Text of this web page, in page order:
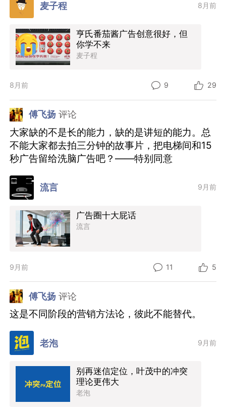
麦子程 8月前
亨氏番茄酱广告创意很好，但
你学不来
麦子程
8月前 9 29
傅飞扬 评论
大家缺的不是长的能力，缺的是讲短的能力。总
不能大家都去拍三分钟的故事片，把电梯间和15
秒广告留给洗脑广告吧？——特别同意
流言 9月前
广告圈十大屁话
流言
9月前 11 5
傅飞扬 评论
这是不同阶段的营销方法论，彼此不能替代。
老泡 9月前
别再迷信定位，叶茂中的冲突
理论更伟大
老泡